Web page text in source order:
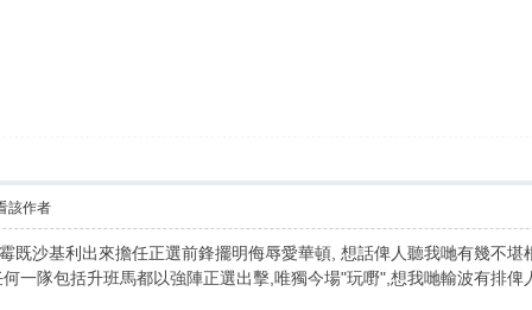
該作者
既沙基利出來擔任正選前鋒擺明侮辱愛華頓, 想話俾人聽我哋有幾不
一隊包括升班馬都以強陣正選出擊,唯獨今場"玩嘢",想我哋輸波有排俾